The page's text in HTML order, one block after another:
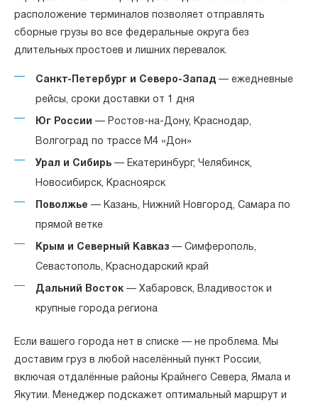
расположение терминалов позволяет отправлять
сборные грузы во все федеральные округа без
длительных простоев и лишних перевалок.
Санкт-Петербург и Северо-Запад — ежедневные
рейсы, сроки доставки от 1 дня
Юг России — Ростов-на-Дону, Краснодар,
Волгоград по трассе М4 «Дон»
Урал и Сибирь — Екатеринбург, Челябинск,
Новосибирск, Красноярск
Поволжье — Казань, Нижний Новгород, Самара по
прямой ветке
Крым и Северный Кавказ — Симферополь,
Севастополь, Краснодарский край
Дальний Восток — Хабаровск, Владивосток и
крупные города региона
Если вашего города нет в списке — не проблема. Мы
доставим груз в любой населённый пункт России,
включая отдалённые районы Крайнего Севера, Ямала и
Якутии. Менеджер подскажет оптимальный маршрут и